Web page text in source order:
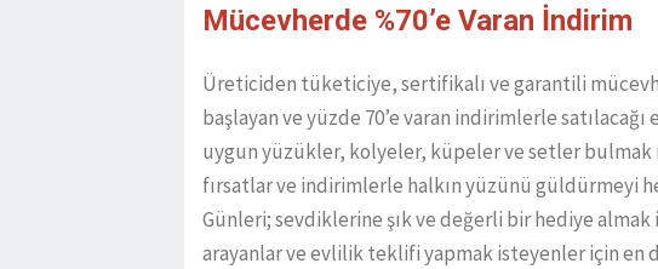
Mücevherde %70’e Varan İndirim
Üreticiden tüketiciye, sertifikalı ve garantili
başlayan ve yüzde 70’e varan indirimlerle
uygun yüzükler, kolyeler, küpeler ve setler bulmak
fırsatlar ve indirimlerle halkın yüzünü güldürmeyi
Günleri; sevdiklerine şık ve değerli bir hediye
arayanlar ve evlilik teklifi yapmak isteyenler için en